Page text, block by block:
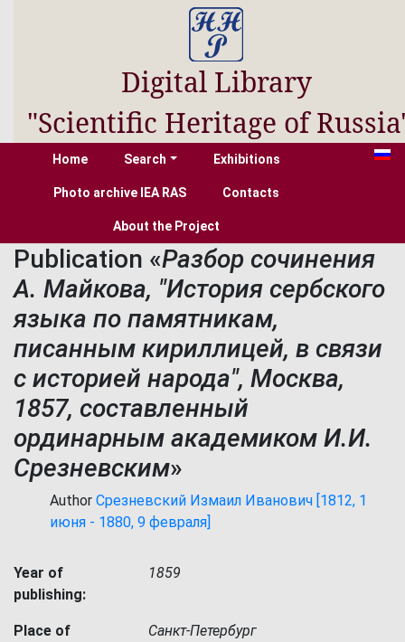
Digital Library
"Scientific Heritage of
Home Search Exhibitions
Photo archive IEA RAS Contacts
About the Project
Publication «Разбор сочинения
А. Майкова, "История сербского
языка по памятникам,
писанным кириллицей, в связи
с историей народа", Москва,
1857, составленный
ординарным академиком И.И.
Срезневским»
Author Срезневский Измаил Иванович [1812, 1
июня - 1880, 9 февраля]
Year of
publishing:
1859
Place of
Санкт-Петербург